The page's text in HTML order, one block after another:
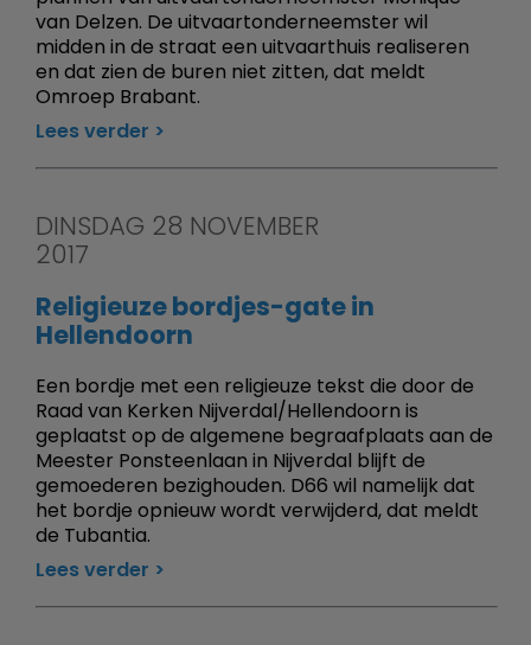
van Delzen. De uitvaartonderneemster wil
midden in de straat een uitvaarthuis realiseren
en dat zien de buren niet zitten, dat meldt
Omroep Brabant.
Lees verder
DINSDAG 28 NOVEMBER
2017
Religieuze bordjes-gate in
Hellendoorn
Een bordje met een religieuze tekst die door de
Raad van Kerken Nijverdal/Hellendoorn is
geplaatst op de algemene begraafplaats aan de
Meester Ponsteenlaan in Nijverdal blijft de
gemoederen bezighouden. D66 wil namelijk dat
het bordje opnieuw wordt verwijderd, dat meldt
de Tubantia.
Lees verder